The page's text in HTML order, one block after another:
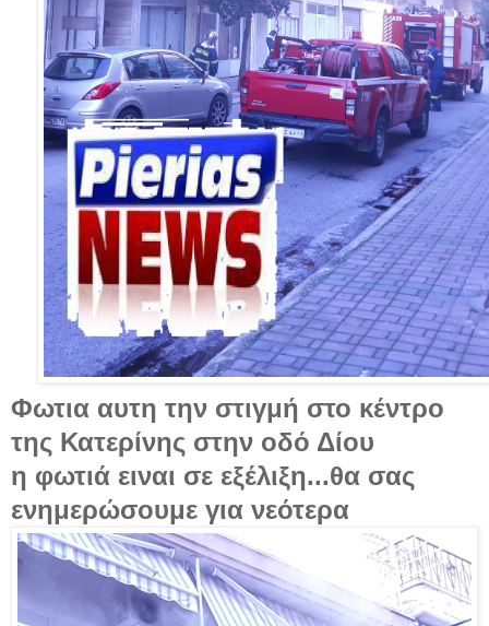
Φωτια αυτη την στιγμή στο κέντρο
της Κατερίνης στην οδό Δίου
η φωτιά ειναι σε εξέλιξη...θα σας
ενημερώσουμε για νεότερα